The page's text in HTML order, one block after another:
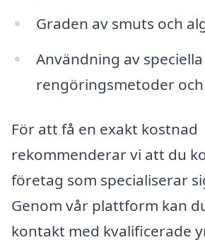
Graden av smuts och
Användning av speciella
rengöringsmetoder
För att få en exakt kostnad
rekommenderar vi att du
företag som specialiserar
Genom vår plattform kan
kontakt med kvalificerade